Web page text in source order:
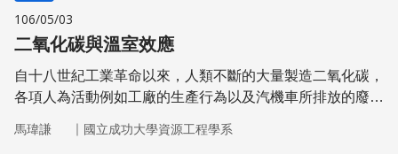
106/05/03
二氧化碳與溫室效應
自十八世紀工業革命以來，人類不斷的大量製造二氧化碳，
各項人為活動例如工廠的生產行為以及汽機車所排放的廢氣
馬瑋謙 ｜ 國立成功大學資源工程學系